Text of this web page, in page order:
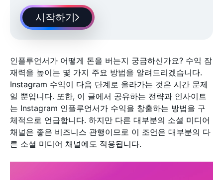
시작하기
인플루언서가 어떻게 돈을 버는지 궁금하신가요? 수익 잠
재력을 높이는 몇 가지 주요 방법을 알려드리겠습니다.
Instagram 수익이 다음 단계로 올라가는 것은 시간 문제
일 뿐입니다. 또한, 이 글에서 공유하는 전략과 인사이트
는 Instagram 인플루언서가 수익을 창출하는 방법을 구
체적으로 언급합니다. 하지만 다른 대부분의 소셜 미디어
채널은 좋은 비즈니스 관행이므로 이 조언은 대부분의 다
른 소셜 미디어 채널에도 적용됩니다.